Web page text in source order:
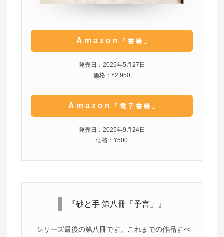
Amazon 「書籍」
発売日：2025年5月27日
価格：¥2,950
Amazon 「電子書籍」
発売日：2025年9月24日
価格：¥500
『砂と手 第八冊「予言」』
シリーズ最後の第八冊です。これまでの作品すべ